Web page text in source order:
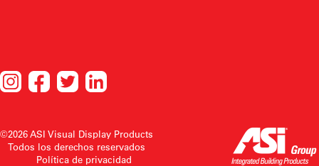
©2026 ASI Visual Display Products
Todos los derechos reservados
Política de privacidad